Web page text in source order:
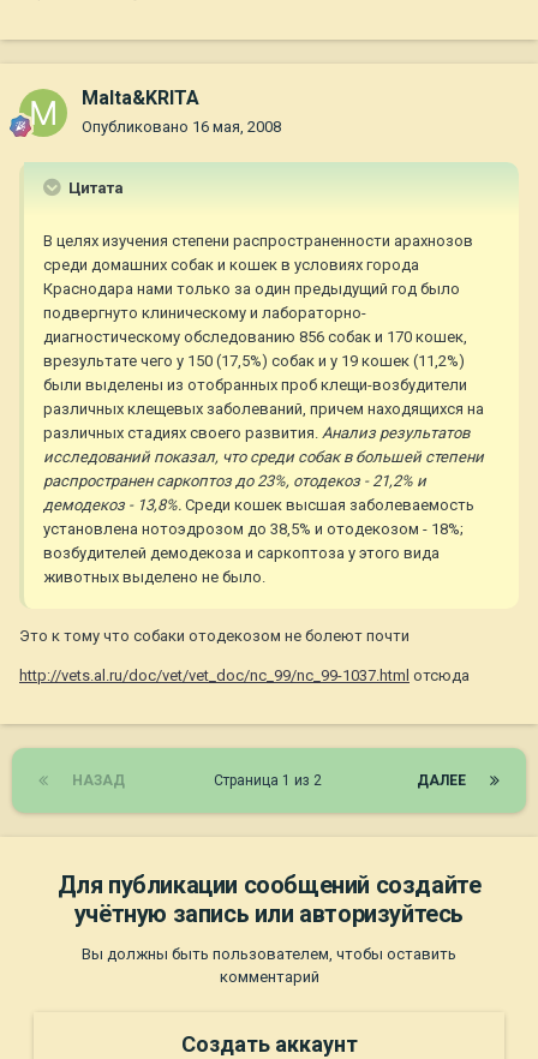
Malta&KRITA
Опубликовано 16 мая, 2008
Цитата
В целях изучения степени распространенности арахнозов
среди домашних собак и кошек в условиях города
Краснодара нами только за один предыдущий год было
подвергнуто клиническому и лабораторно-
диагностическому обследованию 856 собак и 170 кошек,
врезультате чего у 150 (17,5%) собак и у 19 кошек (11,2%)
были выделены из отобранных проб клещи-возбудители
различных клещевых заболеваний, причем находящихся на
различных стадиях своего развития. Анализ результатов
исследований показал, что среди собак в большей степени
распространен саркоптоз до 23%, отодекоз - 21,2% и
демодекоз - 13,8%. Среди кошек высшая заболеваемость
установлена нотоэдрозом до 38,5% и отодекозом - 18%;
возбудителей демодекоза и саркоптоза у этого вида
животных выделено не было.
Это к тому что собаки отодекозом не болеют почти
http://vets.al.ru/doc/vet/vet_doc/nc_99/nc_99-1037.html отсюда
НАЗАД ДАЛЕЕ
Страница 1 из 2
Для публикации сообщений создайте
учётную запись или авторизуйтесь
Вы должны быть пользователем, чтобы оставить
комментарий
Создать аккаунт